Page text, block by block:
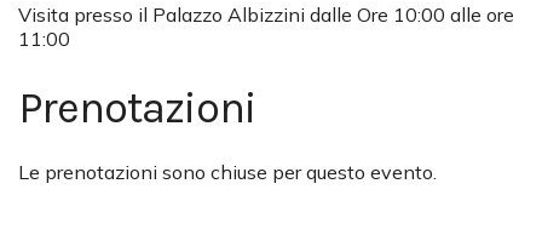
Visita presso il Palazzo Albizzini dalle Ore 10:00 alle ore
11:00
Prenotazioni
Le prenotazioni sono chiuse per questo evento.